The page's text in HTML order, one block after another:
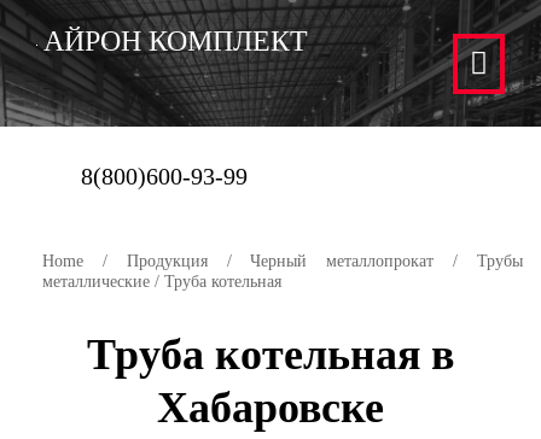
АЙРОН КОМПЛЕКТ
8(800)600-93-99
Home / Продукция/Черный металлопрокат /Трубы
металлические / Труба котельная
Труба котельная в
Хабаровске